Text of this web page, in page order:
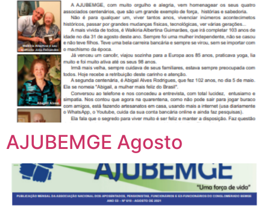
AJUBEMGE Agosto